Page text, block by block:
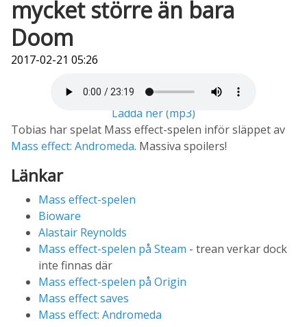
mycket större än bara
Doom
2017-02-21 05:26
Ladda ner (mp3)
Tobias har spelat Mass effect-spelen inför släppet av
Mass effect: Andromeda. Massiva spoilers!
Länkar
Mass effect-spelen
Bioware
Alastair Reynolds
Mass effect-spelen på Steam - trean verkar dock
inte finnas där
Mass effect-spelen på Origin
Mass effect saves
Mass effect: Andromeda